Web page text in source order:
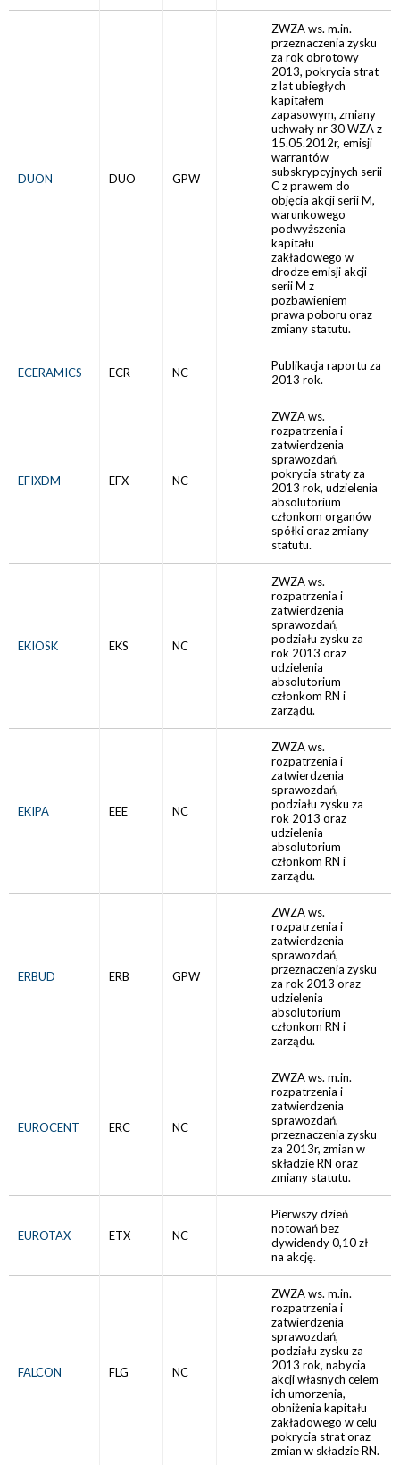
DUON DUO GPW
ZWZA ws. m.in.
przeznaczenia zysku
za rok obrotowy
2013, pokrycia strat
z lat ubiegłych
kapitałem
zapasowym, zmiany
uchwały nr 30 WZA z
15.05.2012r, emisji
warrantów
subskrypcyjnych serii
C z prawem do
objęcia akcji serii M,
warunkowego
podwyższenia
kapitału
zakładowego w
drodze emisji akcji
serii M z
pozbawieniem
prawa poboru oraz
zmiany statutu.
ECERAMICS ECR NC
Publikacja raportu za
2013 rok.
EFIXDM EFX NC
ZWZA ws.
rozpatrzenia i
zatwierdzenia
sprawozdań,
pokrycia straty za
2013 rok, udzielenia
absolutorium
członkom organów
spółki oraz zmiany
statutu.
EKIOSK EKS NC
ZWZA ws.
rozpatrzenia i
zatwierdzenia
sprawozdań,
podziału zysku za
rok 2013 oraz
udzielenia
absolutorium
członkom RN i
zarządu.
EKIPA EEE NC
ZWZA ws.
rozpatrzenia i
zatwierdzenia
sprawozdań,
podziału zysku za
rok 2013 oraz
udzielenia
absolutorium
członkom RN i
zarządu.
ERBUD ERB GPW
ZWZA ws.
rozpatrzenia i
zatwierdzenia
sprawozdań,
przeznaczenia zysku
za rok 2013 oraz
udzielenia
absolutorium
członkom RN i
zarządu.
EUROCENT ERC NC
ZWZA ws. m.in.
rozpatrzenia i
zatwierdzenia
sprawozdań,
przeznaczenia zysku
za 2013r, zmian w
składzie RN oraz
zmiany statutu.
EUROTAX ETX NC
Pierwszy dzień
notowań bez
dywidendy 0,10 zł
na akcję.
FALCON FLG NC
ZWZA ws. m.in.
rozpatrzenia i
zatwierdzenia
sprawozdań,
podziału zysku za
2013 rok, nabycia
akcji własnych celem
ich umorzenia,
obniżenia kapitału
zakładowego w celu
pokrycia strat oraz
zmian w składzie RN.